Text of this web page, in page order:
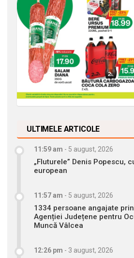
ULTIMELE ARTICOLE
11:59 am - 5 august, 2026
„Fluturele” Denis Popescu,
european
11:57 am - 5 august, 2026
1334 persoane angajate
Agenției Județene pentru
Muncă Vâlcea
12:26 pm - 3 august, 2026